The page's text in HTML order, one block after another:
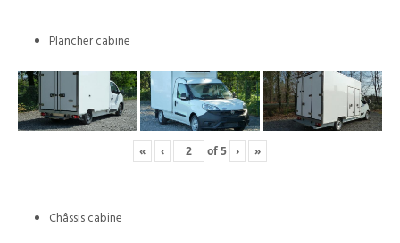
Plancher cabine
« ‹ of5 › »
Châssis cabine